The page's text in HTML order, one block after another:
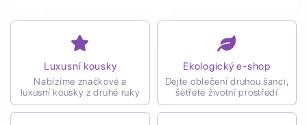
Luxusní kousky
Nabízíme značkové a
luxusní kousky z druhé ruky
Ekologický e-shop
Dejte oblečení druhou šanci,
šetřete životní prostředí